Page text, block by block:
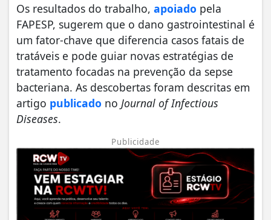
Os resultados do trabalho, apoiado pela
FAPESP, sugerem que o dano gastrointestinal é
um fator-chave que diferencia casos fatais de
tratáveis e pode guiar novas estratégias de
tratamento focadas na prevenção da sepse
bacteriana. As descobertas foram descritas em
artigo publicado no Journal of Infectious
Diseases.
Publicidade